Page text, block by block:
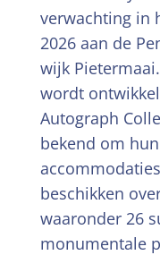
verwachting in
2026 aan de
wijk
wordt
Autograph
bekend om
beschikken
waaronder 26
monumentale